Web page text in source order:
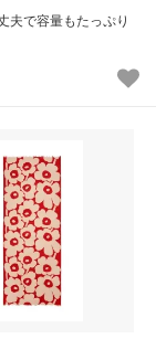
夫で容量もたっぷり